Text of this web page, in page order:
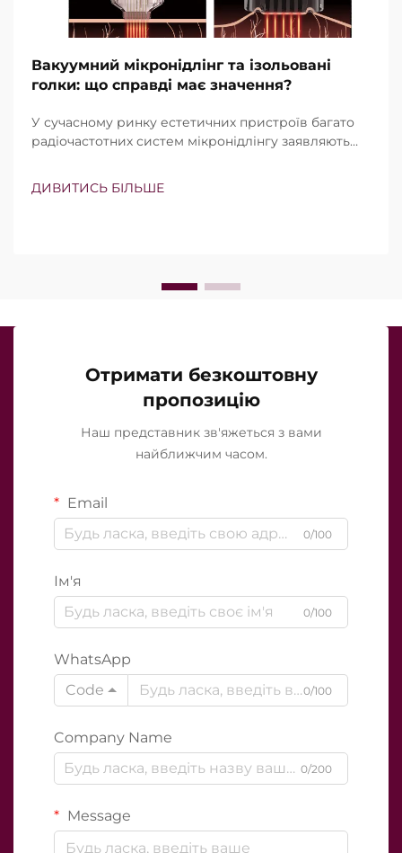
Вакуумний мікронідлінг та ізольовані
голки: що справді має значення?
У сучасному ринку естетичних пристроїв багато
радіочастотних систем мікронідлінгу заявляють
в тому, чи існують ці функції, а в тому, наскільки
ДИВИТИСЬ БІЛЬШЕ
Отримати безкоштовну
пропозицію
Наш представник зв'яжеться з вами
найближчим часом.
Email
0/100
Ім'я
0/100
WhatsApp
Code
0/100
Company Name
0/200
Message